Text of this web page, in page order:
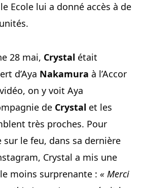
Ecole lui a donné accès à de
28 mai, Crystal était
d’Aya Nakamura à l’Accor
on y voit Aya
de Crystal et les
très proches. Pour
sur le feu, dans sa dernière
Crystal a mis une
moins surprenante : « Merci